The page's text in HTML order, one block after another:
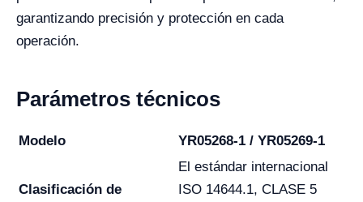
garantizando precisión y protección en cada
operación.
Parámetros técnicos
Modelo YR05268-1 / YR05269-1
Clasificación de
El estándar internacional
ISO 14644.1, CLASE 5